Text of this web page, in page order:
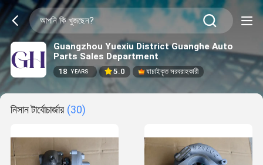
Guangzhou Yuexiu District Guanghe Auto
Parts Sales Department
18 YEARS 5.0 যাচাইকৃত সরবরাহকারী
নিসান টার্বোচার্জার (30)